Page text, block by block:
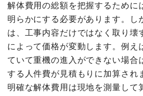
1,771万円
品名 数量
鉄骨造住宅302坪2階建
て
302坪
円
養生費
292m²
建物解体費用 314万
総額 430万
品名 数量
内装解体店舗36坪1階建
36坪
解体費用の総額を把握するために
明らかにする必要があります。し
は、工事内容だけではなく取り壊
によって価格が変動します。例え
ていて重機の進入ができない場合
する人件費が見積もりに加算され
明確な解体費用は現地を測量して